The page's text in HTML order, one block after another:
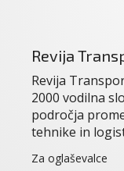
Revija
Revija
2000 vodilna
področja
tehnike in
Za oglaševalce